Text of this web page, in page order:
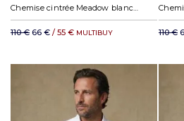
110 € 66 € / 55 € MULTIBUY 110 €